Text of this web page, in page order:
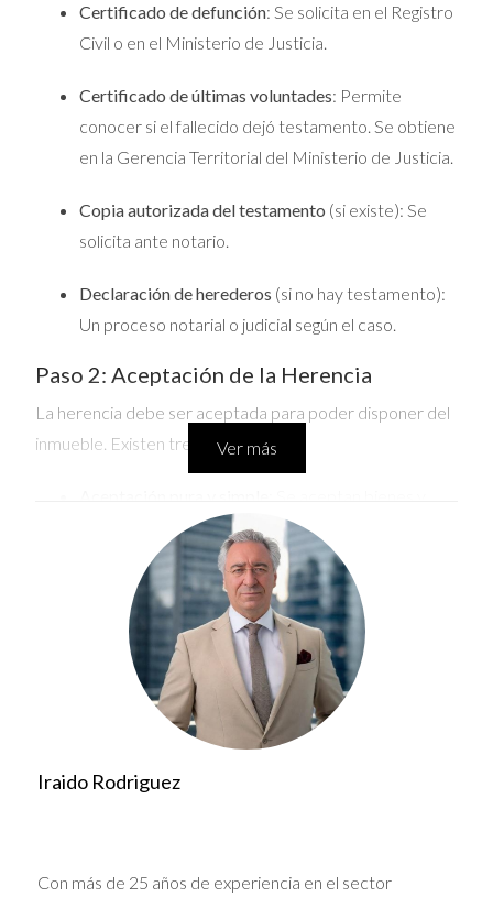
Certificado de defunción: Se solicita en el Registro
Civil o en el Ministerio de Justicia.
Certificado de últimas voluntades: Permite
conocer si el fallecido dejó testamento. Se obtiene
en la Gerencia Territorial del Ministerio de Justicia.
Copia autorizada del testamento (si existe): Se
solicita ante notario.
Declaración de herederos (si no hay testamento):
Un proceso notarial o judicial según el caso.
Paso 2: Aceptación de la Herencia
La herencia debe ser aceptada para poder disponer del
inmueble. Existen tres opciones:
deudas sin limitaciones.
Aceptación a beneficio de inventario: Se aceptan
bienes pero sin asumir deudas personales del
fallecido.
Renuncia a la herencia: Se rechaza la herencia en
caso de que las deudas superen los beneficios.
La aceptación debe formalizarse ante notario y conlleva
Plusvalía Municipal
Ver más
Iraido Rodriguez
Con más de 25 años de experiencia en el sector